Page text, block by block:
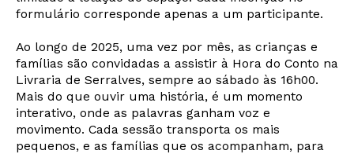
formulário corresponde apenas a um participante.
Ao longo de 2025, uma vez por mês, as crianças e
famílias são convidadas a assistir à Hora do Conto na
Livraria de Serralves, sempre ao sábado às 16h00.
Mais do que ouvir uma história, é um momento
interativo, onde as palavras ganham voz e
movimento. Cada sessão transporta os mais
pequenos, e as famílias que os acompanham, para
Newsletter